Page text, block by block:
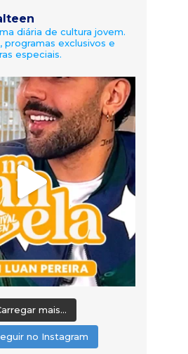
diária de cultura jovem.
programas exclusivos e
especiais.
mais...
no Instagram